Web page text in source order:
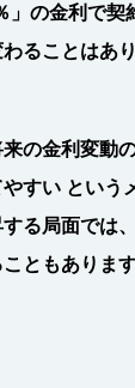
」の金利で契
ることはあり
の金利変動
すい という
る局面では
ともあります